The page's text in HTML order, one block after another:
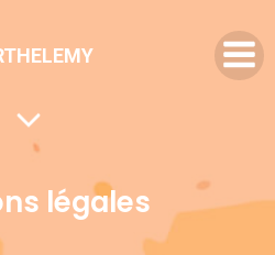
légales